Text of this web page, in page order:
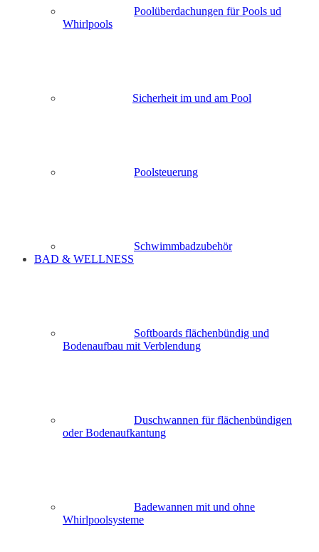
Poolüberdachungen für Pools ud
Whirlpools
Sicherheit im und am Pool
Poolsteuerung
Schwimmbadzubehör
BAD & WELLNESS
Softboards flächenbündig und
Bodenaufbau mit Verblendung
Duschwannen für flächenbündigen
oder Bodenaufkantung
Badewannen mit und ohne
Whirlpoolsysteme